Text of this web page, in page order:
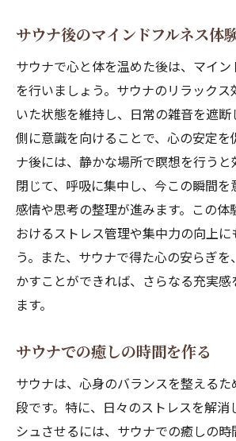
サウナ後のマインドフルネス体
サウナで心と体を温めた後は、マイ
を行いましょう。サウナのリラック
いた状態を維持し、日常の雑音を遮
側に意識を向けることで、心の安定を
ナ後には、静かな場所で瞑想を行うと
閉じて、呼吸に集中し、今この瞬間を
感情や思考の整理が進みます。この体
おけるストレス管理や集中力の向上に
う。また、サウナで得た心の安らぎ
かすことができれば、さらなる充実感
ます。
サウナでの癒しの時間を作る
サウナは、心身のバランスを整える
段です。特に、日々のストレスを解消
シュさせるには、サウナでの癒しの